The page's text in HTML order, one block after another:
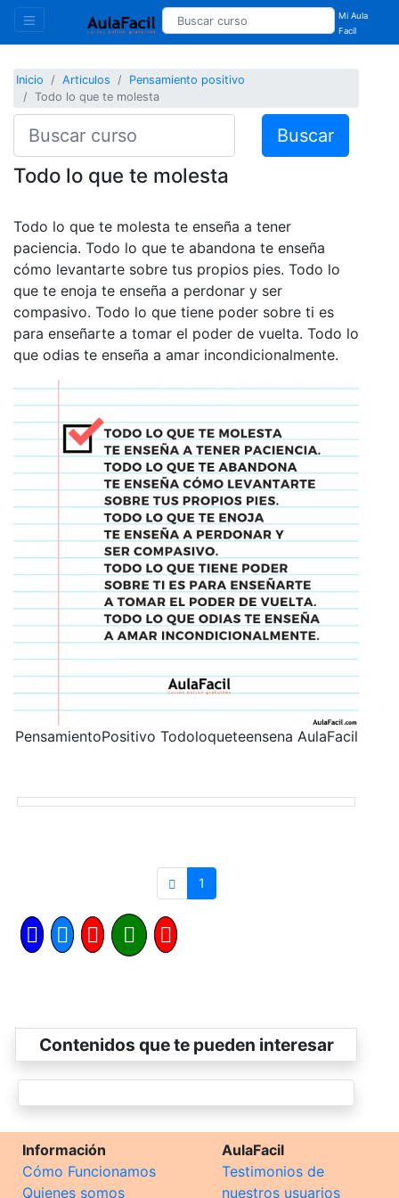
Mi Aula
Facil
Inicio Articulos
Pensamiento positivo
Todo lo que te molesta
Buscar
Todo lo que te molesta
Todo lo que te molesta te enseña a tener
paciencia. Todo lo que te abandona te enseña
cómo levantarte sobre tus propios pies. Todo lo
que te enoja te enseña a perdonar y ser
compasivo. Todo lo que tiene poder sobre ti es
para enseñarte a tomar el poder de vuelta. Todo lo
que odias te enseña a amar incondicionalmente.
PensamientoPositivo Todoloqueteensena AulaFacil
1
Contenidos que te pueden interesar
Información
Cómo Funcionamos
Quienes somos
AulaFacil
Testimonios de
nuestros usuarios